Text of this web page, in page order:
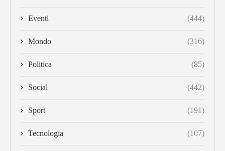
Eventi (444)
Mondo (316)
Politica (85)
Social (442)
Sport (191)
Tecnologia (107)